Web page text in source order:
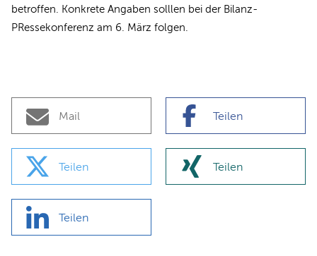
betroffen. Konkrete Angaben solllen bei der Bilanz-
PRessekonferenz am 6. März folgen.
Mail Teilen
Teilen Teilen
Teilen